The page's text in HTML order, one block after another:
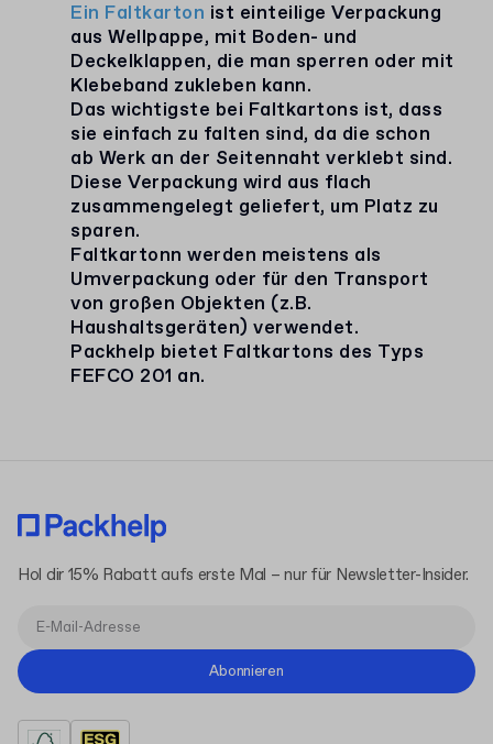
Ein Faltkarton ist einteilige Verpackung
aus Wellpappe, mit Boden- und
Deckelklappen, die man sperren oder mit
Klebeband zukleben kann.
Das wichtigste bei Faltkartons ist, dass
sie einfach zu falten sind, da die schon
ab Werk an der Seitennaht verklebt sind.
Diese Verpackung wird aus flach
zusammengelegt geliefert, um Platz zu
sparen.
Faltkartonn werden meistens als
Umverpackung oder für den Transport
von großen Objekten (z.B.
Haushaltsgeräten) verwendet.
Packhelp bietet Faltkartons des Typs
FEFCO 201 an.
Hol dir 15% Rabatt aufs erste Mal – nur für Newsletter-Insider.
Abonnieren